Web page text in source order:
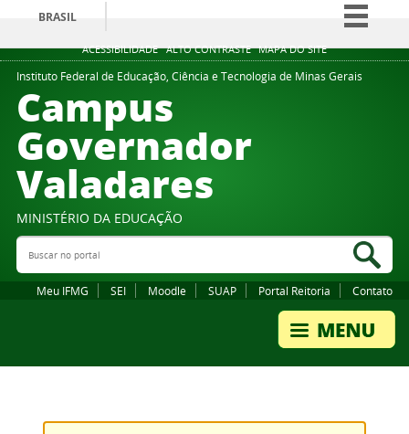
ACESSIBILIDADE ALTO CONTRASTE MAPA DO SITE
BRASIL
Simplifique!
Comunica BR
Instituto Federal de Educação, Ciência e Tecnologia de Minas Gerais
Campus
Governador
Valadares
MINISTÉRIO DA EDUCAÇÃO
Buscar no portal
Meu IFMG SEI Moodle SUAP Portal Reitoria Contato